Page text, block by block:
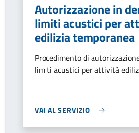
Autorizzazione in
limiti acustici per
edilizia temporanea
Procedimento di
limiti acustici per attività
VAI AL SERVIZIO